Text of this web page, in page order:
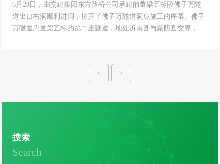
6月20日，由交建集团东方路桥公司承建的董梁五标段佛子万隧
道出口右洞顺利进洞，拉开了佛子万隧道洞身施工的序幕。佛子
万隧道为董梁五标的第二座隧道，地处沂南县与蒙阴县交界，为
区主要岩性为花岗岩及泥岩，局部夹杂泥灰岩，岩体破碎，节
< >
搜索
Search